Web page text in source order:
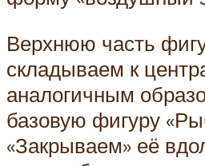
Верхнюю часть
складываем к
аналогичным
базовую фигуру
«Закрываем» её